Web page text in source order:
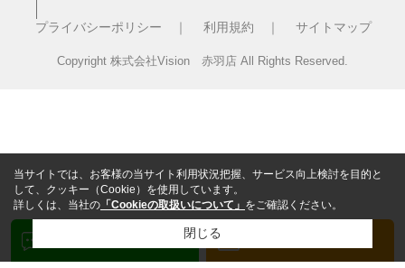
プライバシーポリシー ｜ 利用規約 ｜ サイトマップ
Copyright 株式会社Vision 赤羽店 All Rights Reserved.
当サイトでは、お客様の当サイト利用状況把握、サービス向上検討を目的と
して、クッキー（Cookie）を使用しています。
詳しくは、当社の 「Cookieの取扱いについて」 をご確認ください。
閉じる